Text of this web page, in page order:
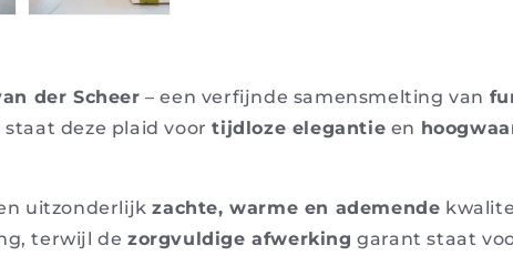
der Scheer – een verfijnde samensmelting van
staat deze plaid voortijdloze elegantie en
uitzonderlijkzachte, warme en ademende
terwijl de zorgvuldige afwerking garant staat